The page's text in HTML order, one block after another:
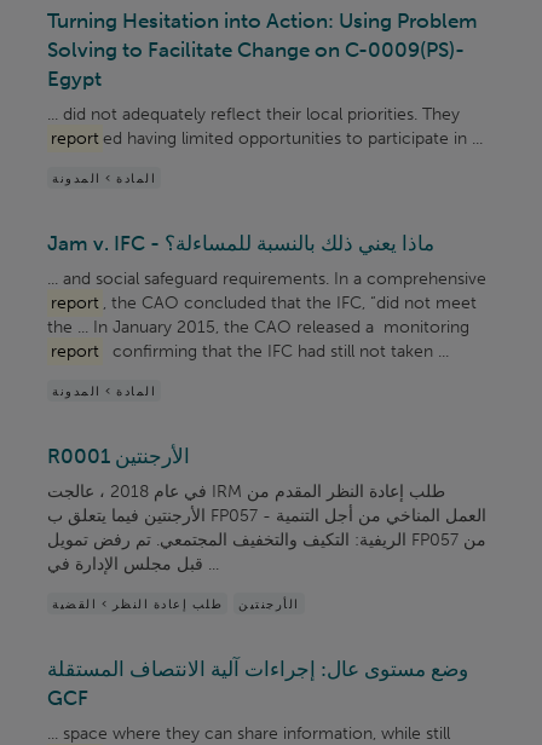
Turning Hesitation into Action: Using Problem
Solving to Facilitate Change on C-0009(PS)-
Egypt
... did not adequately reflect their local priorities. They
reported having limited opportunities to participate in ...
المادة > المدونة
Jam v. IFC - ماذا يعني ذلك بالنسبة للمساءلة؟
... and social safeguard requirements. In a comprehensive
report , the CAO concluded that the IFC, “did not meet
the ... In January 2015, the CAO released a monitoring
report
confirming that the IFC had still not taken ...
المادة > المدونة
R0001 الأرجنتين
في عام 2018 ، عالجت IRM طلب إعادة النظر المقدم من
الأرجنتين فيما يتعلق ب FP057 - العمل المناخي من أجل التنمية
الريفية: التكيف والتخفيف المجتمعي. تم رفض تمويل FP057 من
قبل مجلس الإدارة في ...
طلب إعادة النظر > القضية الأرجنتين
وضع مستوى عال: إجراءات آلية الانتصاف المستقلة
GCF
... space where they can share information, while still